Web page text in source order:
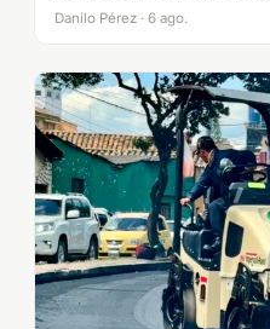
Danilo Pérez · 6 ago.